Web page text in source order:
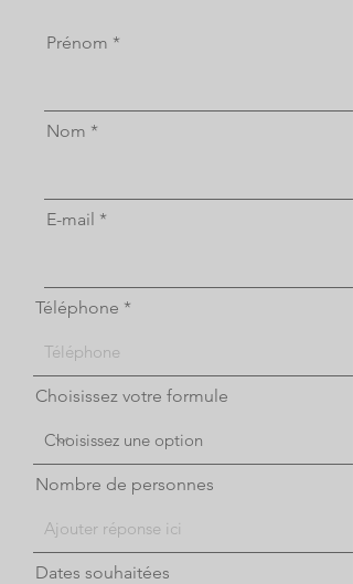
Prénom
Nom
E-mail
Téléphone
Choisissez votre formule
Nombre de personnes
Dates souhaitées